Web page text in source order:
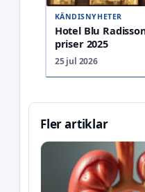
KÄNDISNYHETER
Hotel Blu
priser 2025
25 jul 2026
Fler artiklar